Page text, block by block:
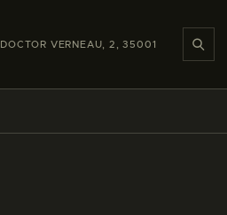
DOCTOR VERNEAU, 2, 35001